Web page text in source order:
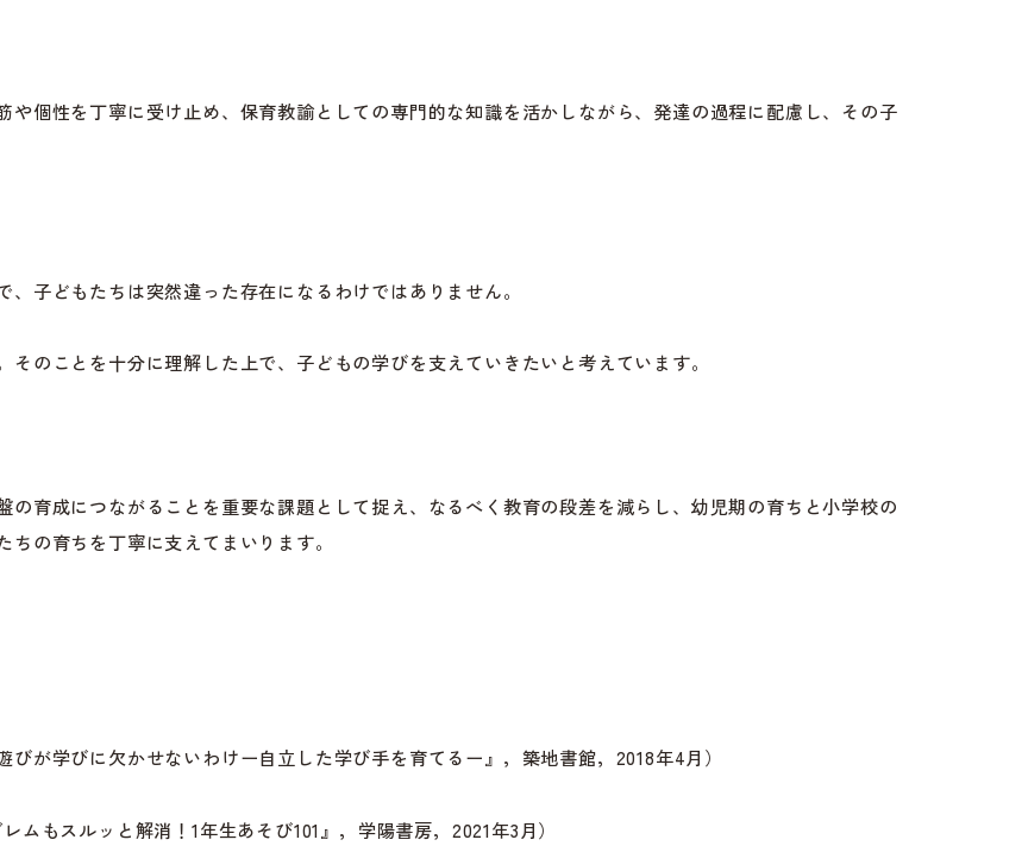
個性を丁寧に受け止め、保育教諭としての専門的な知識を活かしながら、発達の過程に配慮し、その子
子どもたちは突然違った存在になるわけではありません。
のことを十分に理解した上で、子どもの学びを支えていきたいと考えています。
育成につながることを重要な課題として捉え、なるべく教育の段差を減らし、幼児期の育ちと小学校の
の育ちを丁寧に支えてまいります。
びが学びに欠かせないわけー自立した学び手を育てるー』，築地書館，2018年4月）
ムもスルッと解消！1年生あそび101』，学陽書房，2021年3月）